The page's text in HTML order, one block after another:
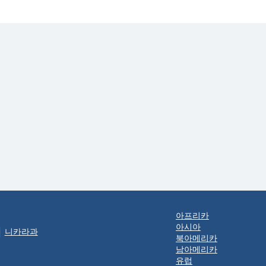
니카라과
아프리카
아시아
북아메리카
남아메리카
유럽